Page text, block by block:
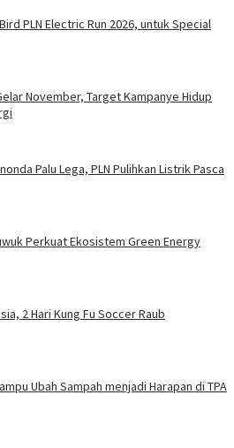
PLN Electric Run 2026, untuk Special
November, Target Kampanye Hidup
Palu Lega, PLN Pulihkan Listrik Pasca
Perkuat Ekosistem Green Energy
2 Hari Kung Fu Soccer Raub
Ubah Sampah menjadi Harapan di TPA